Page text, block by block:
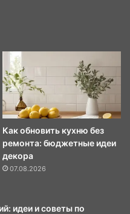
Как обновить кухню без
ремонта: бюджетные идеи
декора
07.08.2026
идеи и советы по